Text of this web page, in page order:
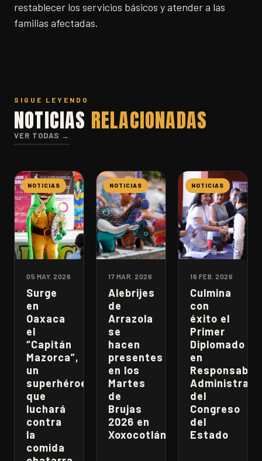
restablecer los servicios básicos y atender a las
familias afectadas.
SIGUE LEYENDO
NOTICIAS RELACIONADAS
VER TODAS →
NOTICIAS
05 MAY. 2026
Surge
en
Oaxaca
el
“Capitán
Mazorca”,
un
superhéroe
que
luchará
contra
la
comida
NOTICIAS
17 MAR. 2026
Alebrijes
de
Arrazola
se
hacen
presentes
en los
Martes
de
Brujas
2026 en
Xoxocotlán
NOTICIAS
16 FEB. 2026
Culmina
con
éxito el
Primer
Diplomado
en
del
Congreso
del
Estado